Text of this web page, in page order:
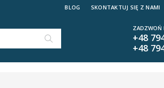
BLOG SKONTAKTUJ SIĘ Z NAMI
ZADZWOŃ
+48
+48